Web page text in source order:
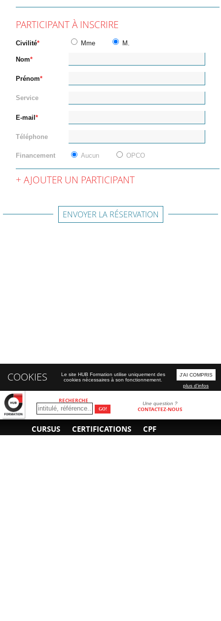
RECHERCHE Une question ?
CONTACTEZ-NOUS
CURSUS CERTIFICATIONS CPF
PARTICIPANT À INSCRIRE
Civilité Mme M.
Nom
Prénom
Service
E-mail
Téléphone
Financement Aucun OPCO
AJOUTER UN PARTICIPANT
ENVOYER LA RÉSERVATION
COOKIES
Le site HUB Formation utilise uniquement des
cookies nécessaires à son fonctionnement.
J'AI COMPRIS
plus d'infos